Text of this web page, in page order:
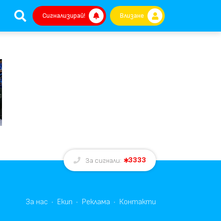
Сигнализирай! Влизане
За сигнали: 3333
За нас Екип Реклама Контакти